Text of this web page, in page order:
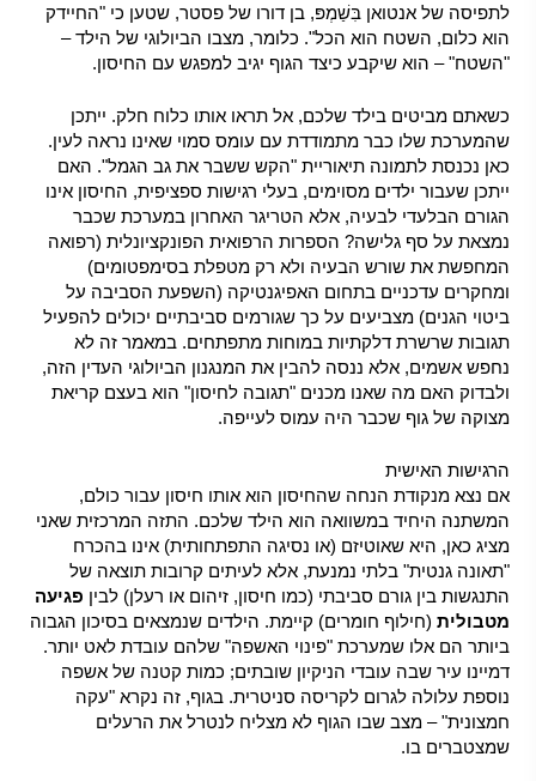
לתפיסה של אנטואן בִּשַׁמְפּ, בן דורו של פסטר, שטען כי "החיידק
הוא כלום, השטח הוא הכל". כלומר, מצבו הביולוגי של הילד –
"השטח" – הוא שיקבע כיצד הגוף יגיב למפגש עם החיסון.
כשאתם מביטים בילד שלכם, אל תראו אותו כלוח חלק. ייתכן
שהמערכת שלו כבר מתמודדת עם עומס סמוי שאינו נראה לעין.
כאן נכנסת לתמונה תיאוריית "הקש ששבר את גב הגמל". האם
ייתכן שעבור ילדים מסוימים, בעלי רגישות ספציפית, החיסון אינו
הגורם הבלעדי לבעיה, אלא הטריגר האחרון במערכת שכבר
נמצאת על סף גלישה? הספרות הרפואית הפונקציונלית (רפואה
המחפשת את שורש הבעיה ולא רק מטפלת בסימפטומים)
ומחקרים עדכניים בתחום האפיגנטיקה (השפעת הסביבה על
ביטוי הגנים) מצביעים על כך שגורמים סביבתיים יכולים להפעיל
תגובות שרשרת דלקתיות במוחות מתפתחים. במאמר זה לא
נחפש אשמים, אלא ננסה להבין את המנגנון הביולוגי העדין הזה,
ולבדוק האם מה שאנו מכנים "תגובה לחיסון" הוא בעצם קריאת
מצוקה של גוף שכבר היה עמוס לעייפה.
הרגישות האישית
אם נצא מנקודת הנחה שהחיסון הוא אותו חיסון עבור כולם,
המשתנה היחיד במשוואה הוא הילד שלכם. התזה המרכזית שאני
מציג כאן, היא שאוטיזם (או נסיגה התפתחותית) אינו בהכרח
"תאונה גנטית" בלתי נמנעת, אלא לעיתים קרובות תוצאה של
התנגשות בין גורם סביבתי (כמו חיסון, זיהום או רעלן) לבין פגיעה
מטבולית (חילוף חומרים) קיימת. הילדים שנמצאים בסיכון הגבוה
ביותר הם אלו שמערכת "פינוי האשפה" שלהם עובדת לאט יותר.
דמיינו עיר שבה עובדי הניקיון שובתים; כמות קטנה של אשפה
נוספת עלולה לגרום לקריסה סניטרית. בגוף, זה נקרא "עקה
חמצונית" – מצב שבו הגוף לא מצליח לנטרל את הרעלים
שמצטברים בו.